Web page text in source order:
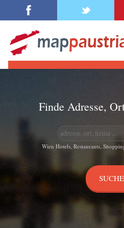
Finde Adresse,
Wien Hotels, Restaurants,